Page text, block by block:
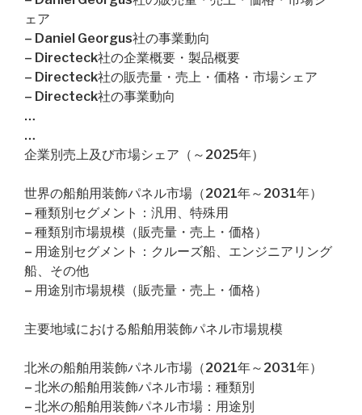
ェア
– Daniel Georgus社の事業動向
– Directeck社の企業概要・製品概要
– Directeck社の販売量・売上・価格・市場シェア
– Directeck社の事業動向
…
…
企業別売上及び市場シェア（～2025年）
世界の船舶用装飾パネル市場（2021年～2031年）
– 種類別セグメント：汎用、特殊用
– 種類別市場規模（販売量・売上・価格）
– 用途別セグメント：クルーズ船、エンジニアリング
船、その他
– 用途別市場規模（販売量・売上・価格）
主要地域における船舶用装飾パネル市場規模
北米の船舶用装飾パネル市場（2021年～2031年）
– 北米の船舶用装飾パネル市場：種類別
– 北米の船舶用装飾パネル市場：用途別